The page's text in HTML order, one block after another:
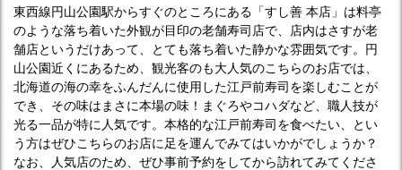
東西線円山公園駅からすぐのところにある「すし善 本店」は料亭
のような落ち着いた外観が目印の老舗寿司店で、店内はさすが老
舗店というだけあって、とても落ち着いた静かな雰囲気です。円
山公園近くにあるため、観光客のも大人気のこちらのお店では、
北海道の海の幸をふんだんに使用した江戸前寿司を楽しむことが
でき、その味はまさに本場の味！まぐろやコハダなど、職人技が
光る一品が特に人気です。本格的な江戸前寿司を食べたい、とい
う方はぜひこちらのお店に足を運んでみてはいかがでしょうか？
なお、人気店のため、ぜひ事前予約をしてから訪れてみてくださ